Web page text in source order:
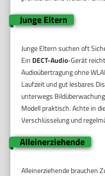
Junge Eltern
Junge Eltern suchen oft
Ein DECT-Audio-Gerät
Audioübertragung ohne
Laufzeit und gut lesbares
unterwegs
Modell praktisch. Achte in
Verschlüsselung und
Alleinerziehende
Alleinerziehende brauchen